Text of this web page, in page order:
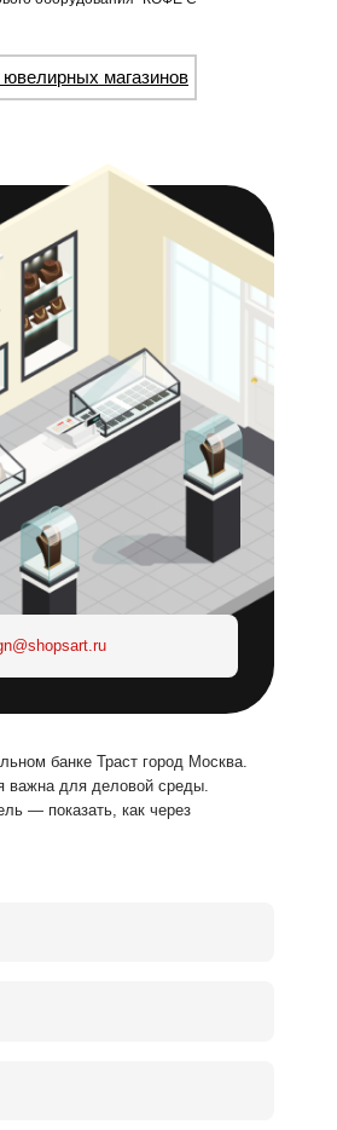
магазинов
банке Траст город Москва.
важна для деловой среды.
— показать, как через